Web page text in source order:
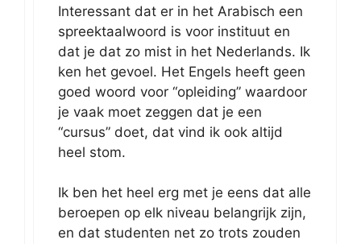
Interessant dat er in het Arabisch een
spreektaalwoord is voor instituut en
dat je dat zo mist in het Nederlands. Ik
ken het gevoel. Het Engels heeft geen
goed woord voor “opleiding” waardoor
je vaak moet zeggen dat je een
“cursus” doet, dat vind ik ook altijd
heel stom.
Ik ben het heel erg met je eens dat alle
beroepen op elk niveau belangrijk zijn,
en dat studenten net zo trots zouden